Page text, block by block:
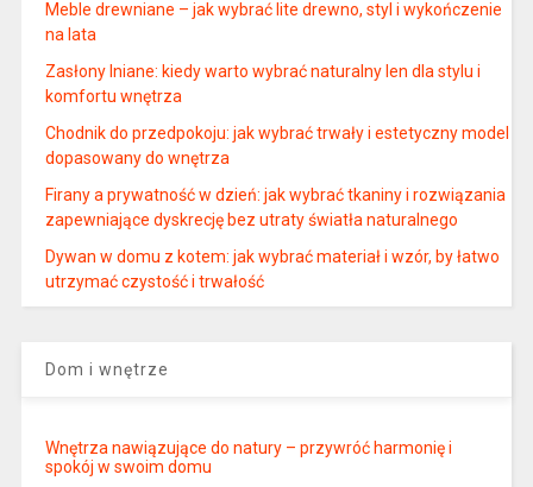
Meble drewniane – jak wybrać lite drewno, styl i wykończenie
na lata
Zasłony lniane: kiedy warto wybrać naturalny len dla stylu i
komfortu wnętrza
Chodnik do przedpokoju: jak wybrać trwały i estetyczny model
dopasowany do wnętrza
Firany a prywatność w dzień: jak wybrać tkaniny i rozwiązania
zapewniające dyskrecję bez utraty światła naturalnego
Dywan w domu z kotem: jak wybrać materiał i wzór, by łatwo
utrzymać czystość i trwałość
Dom i wnętrze
Wnętrza nawiązujące do natury – przywróć harmonię i
spokój w swoim domu